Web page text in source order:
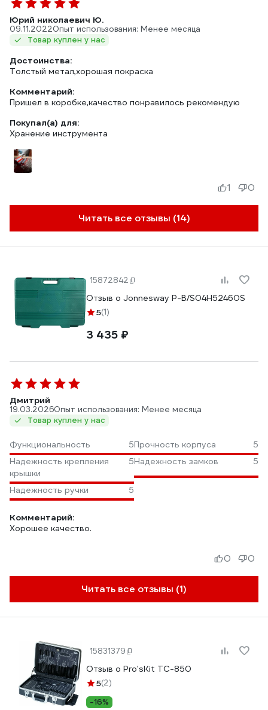
Юрий николаевич Ю.
09.11.2022Опыт использования: Менее месяца
Товар куплен у нас
Достоинства:
Толстый метал,хорошая покраска
Комментарий:
Пришел в коробке,качество понравилось рекомендую
Покупал(а) для:
Хранение инструмента
Читать все отзывы (14)
1 0
15872842
Отзыв о Jonnesway P-B/S04H52460S
5(1)
3 435 ₽
Дмитрий
19.03.2026Опыт использования: Менее месяца
Товар куплен у нас
Функциональность 5Прочность корпуса
5
Надежность крепления
крышки
5Надежность замков 5
Надежность ручки 5
Комментарий:
Хорошее качество.
Читать все отзывы (1)
0 0
15831379
Отзыв о Pro'sKit TC-850
5(2)
-16%